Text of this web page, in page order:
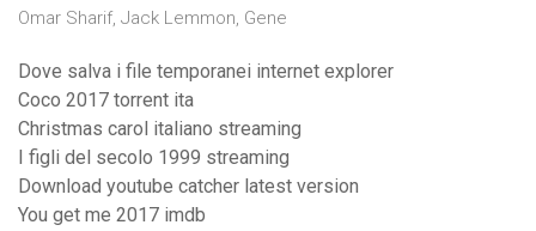
Omar Sharif, Jack Lemmon, Gene
Dove salva i file temporanei internet explorer
Coco 2017 torrent ita
Christmas carol italiano streaming
I figli del secolo 1999 streaming
Download youtube catcher latest version
You get me 2017 imdb